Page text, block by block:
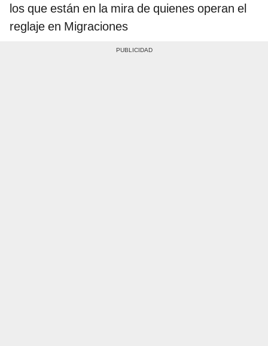
los que están en la mira de quienes operan el
reglaje en Migraciones